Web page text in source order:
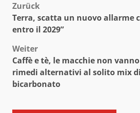
Beitragsnavigation
Zurück
Terra, scatta un nuovo allarme
entro il 2029”
Weiter
Caffè e tè, le macchie non
rimedi alternativi al solito mix
bicarbonato